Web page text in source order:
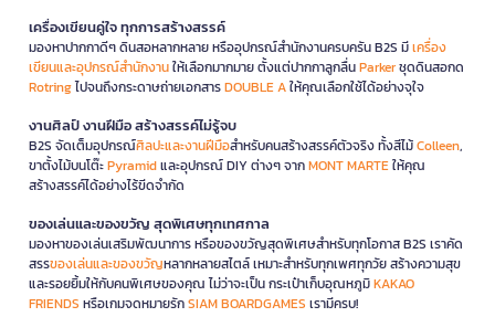
เครื่องเขียนคู่ใจ ทุกการสร้างสรรค์
มองหาปากกาดีๆ ดินสอหลากหลาย หรืออุปกรณ์สำนักงานครบครัน B2S มีเครื่อง
เขียนและอุปกรณ์สำนักงานให้เลือกมากมาย ตั้งแต่ปากกาลูกลื่นParkerชุดดินสอกด
Rotringไปจนถึงกระดาษถ่ายเอกสารDOUBLE Aให้คุณเลือกใช้ได้อย่างจุใจ
งานศิลป์ งานฝีมือ สร้างสรรค์ไม่รู้จบ
B2S จัดเต็มอุปกรณ์ศิลปะและงานฝีมือสำหรับคนสร้างสรรค์ตัวจริง ทั้งสีไม้Colleen,
ขาตั้งไม้บนโต๊ะPyramidและอุปกรณ์ DIY ต่างๆ จากMONT MARTEให้คุณ
สร้างสรรค์ได้อย่างไร้ขีดจำกัด
ของเล่นและของขวัญ สุดพิเศษทุกเทศกาล
มองหาของเล่นเสริมพัฒนาการ หรือของขวัญสุดพิเศษสำหรับทุกโอกาส B2S เราคัด
สรรของเล่นและของขวัญหลากหลายสไตล์ เหมาะสำหรับทุกเพศทุกวัย สร้างความสุข
และรอยยิ้มให้กับคนพิเศษของคุณ ไม่ว่าจะเป็น กระเป๋าเก็บอุณหภูมิKAKAO
FRIENDS หรือเกมจดหมายรักSIAM BOARDGAMES เรามีครบ!